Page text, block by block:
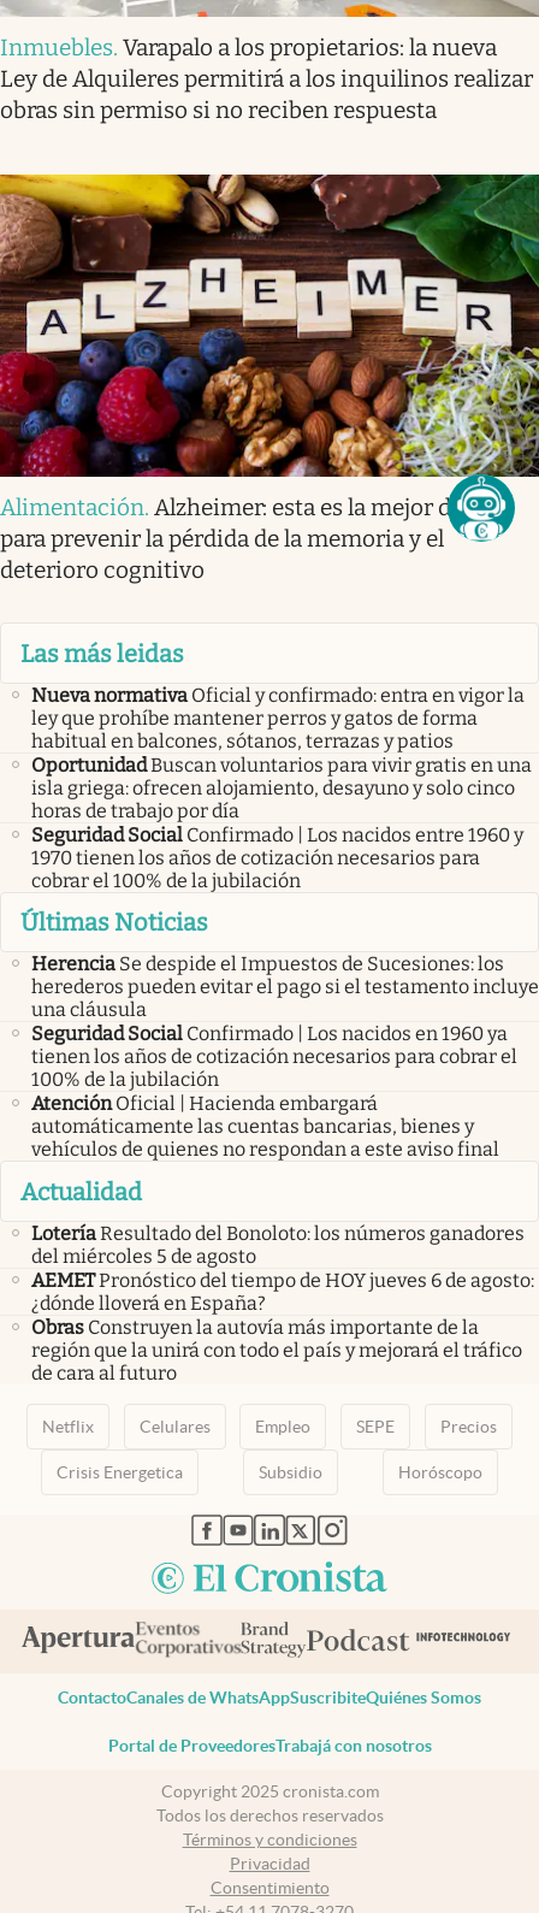
Inmuebles. Varapalo a los propietarios: la nueva
Ley de Alquileres permitirá a los inquilinos realizar
obras sin permiso si no reciben respuesta
Alimentación. Alzheimer: esta es la mejor dieta
para prevenir la pérdida de la memoria y el
deterioro cognitivo
Las más leidas
Nueva normativa Oficial y confirmado: entra en vigor la
ley que prohíbe mantener perros y gatos de forma
habitual en balcones, sótanos, terrazas y patios
OportunidadBuscan voluntarios para vivir gratis en una
isla griega: ofrecen alojamiento, desayuno y solo cinco
horas de trabajo por día
Seguridad Social Confirmado | Los nacidos entre 1960 y
1970 tienen los años de cotización necesarios para
cobrar el 100% de la jubilación
Últimas Noticias
Herencia Se despide el Impuestos de Sucesiones: los
herederos pueden evitar el pago si el testamento incluye
una cláusula
Seguridad Social Confirmado | Los nacidos en 1960 ya
tienen los años de cotización necesarios para cobrar el
100% de la jubilación
Atención Oficial | Hacienda embargará
automáticamente las cuentas bancarias, bienes y
vehículos de quienes no respondan a este aviso final
Actualidad
LoteríaResultado del Bonoloto: los números ganadores
del miércoles 5 de agosto
AEMETPronóstico del tiempo de HOY jueves 6 de agosto:
¿dónde lloverá en España?
Obras Construyen la autovía más importante de la
región que la unirá con todo el país y mejorará el tráfico
de cara al futuro
Netflix Celulares Empleo SEPE Precios
Crisis Energetica Subsidio Horóscopo
abre en nueva pestaña
abre en nueva pestaña
abre en nueva pestaña
abre en nueva pestaña
abre en nueva pestaña
ContactoCanales de WhatsAppSuscribiteQuiénes Somos
Portal de ProveedoresTrabajá con nosotros
Copyright 2025 cronista.com
Todos los derechos reservados
Términos y condiciones
Privacidad
Consentimiento